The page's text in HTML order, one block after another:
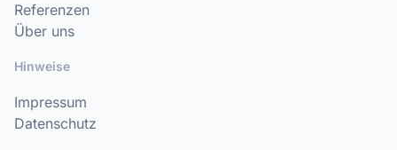
Referenzen
Über uns
Hinweise
Impressum
Datenschutz